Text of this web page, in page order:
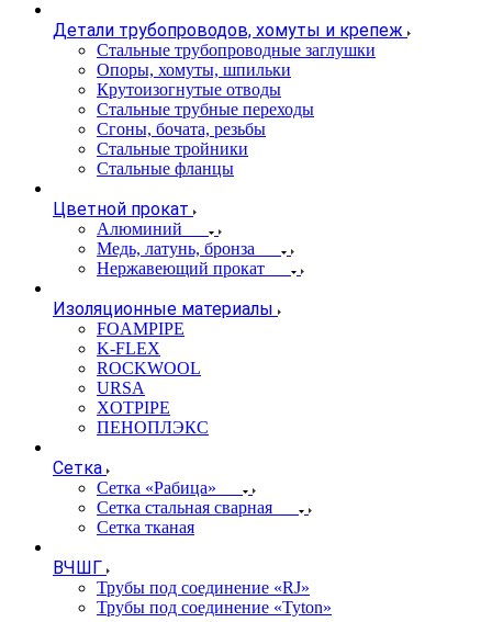
Детали трубопроводов, хомуты и крепеж
Стальные трубопроводные заглушки
Опоры, хомуты, шпильки
Крутоизогнутые отводы
Стальные трубные переходы
Сгоны, бочата, резьбы
Стальные тройники
Стальные фланцы
Цветной прокат
Алюминий
Медь, латунь, бронза
Нержавеющий прокат
Изоляционные материалы
FOAMPIPE
K-FLEX
ROCKWOOL
URSA
XOTPIPE
ПЕНОПЛЭКС
Сетка
Сетка «Рабица»
Сетка стальная сварная
Сетка тканая
ВЧШГ
Трубы под соединение «RJ»
Трубы под соединение «Tyton»